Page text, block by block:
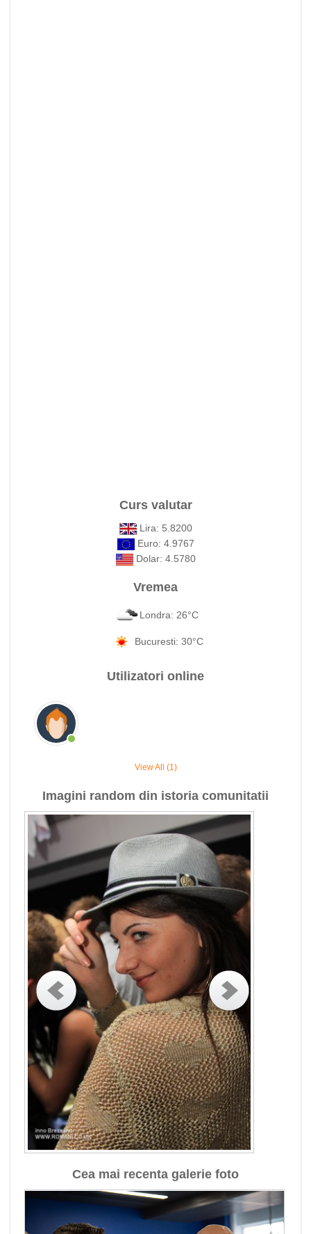
Curs valutar
Lira: 5.8200
Euro: 4.9767
Dolar: 4.5780
Vremea
Londra: 26°C
Bucuresti: 30°C
Utilizatori online
View All (1)
Imagini random din istoria comunitatii
Cea mai recenta galerie foto